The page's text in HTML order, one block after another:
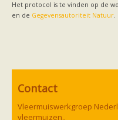
Watervleermuis
Vleermuizen en
Spelletjes
Meer weten
Boeken en
Het protocol is te vinden op de
en de Gegevensautoriteit Natuur.
Contact
Vleermuiswerkgroep
vleermuizen..